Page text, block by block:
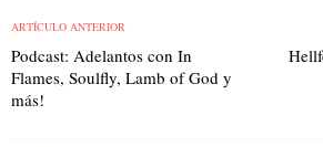
ARTÍCULO ANTERIOR
Podcast: Adelantos con In
Flames, Soulfly, Lamb of God y
más!